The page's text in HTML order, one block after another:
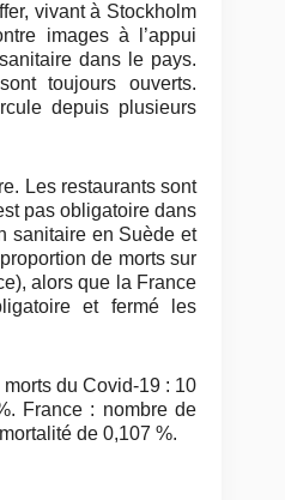
vivant à Stockholm
images à l’appui
dans le pays.
toujours ouverts.
depuis plusieurs
Les restaurants sont
pas obligatoire dans
sanitaire en Suède et
de morts sur
alors que la France
et fermé les
du Covid-19 : 10
France : nombre de
de 0,107 %.